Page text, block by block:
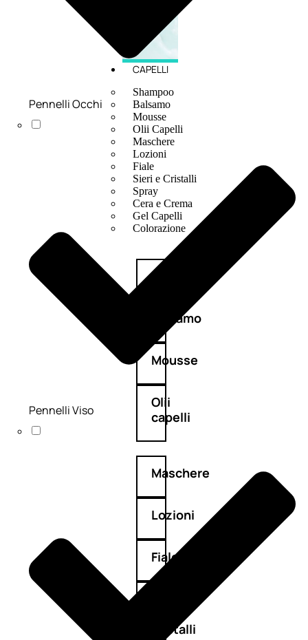
CAPELLI
Shampoo
Balsamo
Mousse
Olii Capelli
Maschere
Lozioni
Fiale
Sieri e Cristalli
Spray
Cera e Crema
Gel Capelli
Colorazione
Shampoo
Balsamo
Mousse
Olii
capelli
Maschere
Lozioni
Fiale
cristalli
Pennelli Occhi
Pennelli Viso